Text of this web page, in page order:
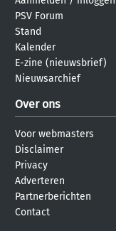
PSV Forum
Stand
Kalender
E-zine (nieuwsbrief)
Nieuwsarchief
Over ons
Voor webmasters
Disclaimer
Privacy
Adverteren
Partnerberichten
Contact